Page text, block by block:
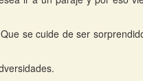
se cuide de ser